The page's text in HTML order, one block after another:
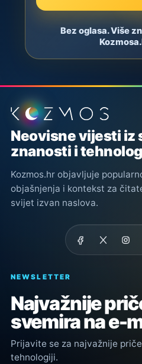
Bez oglasa. Više
Podnožje stranice
Neovisne vijesti iz
znanosti i
Kozmos.hr objavljuje
objašnjenja i kontekst za
svijet izvan naslova.
NEWSLETTER
Najvažnije
svemira na e-
Prijavite se za najvažnije
tehnologiji.